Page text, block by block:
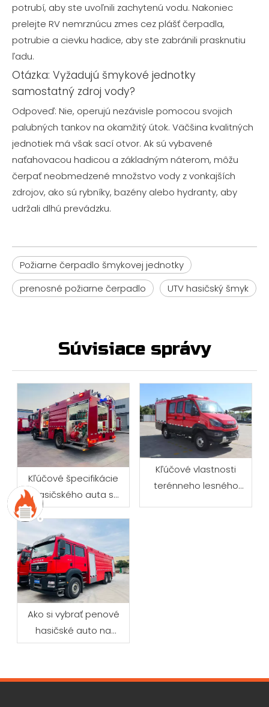
potrubí, aby ste uvoľnili zachytenú vodu. Nakoniec
prelejte RV nemrznúcu zmes cez plášť čerpadla,
potrubie a cievku hadice, aby ste zabránili prasknutiu
ľadu.
Otázka: Vyžadujú šmykové jednotky
samostatný zdroj vody?
Odpoveď: Nie, operujú nezávisle pomocou svojich
palubných tankov na okamžitý útok. Väčšina kvalitných
jednotiek má však sací otvor. Ak sú vybavené
naťahovacou hadicou a základným náterom, môžu
čerpať neobmedzené množstvo vody z vonkajších
zdrojov, ako sú rybníky, bazény alebo hydranty, aby
udržali dlhú prevádzku.
Požiarne čerpadlo šmykovej jednotky
prenosné požiarne čerpadlo
UTV hasičský šmyk
Súvisiace správy
Kľúčové špecifikácie
hasičského auta s
cisternou na vodu
Kľúčové vlastnosti
terénneho lesného
Ako si vybrať penové
hasičské auto na
priemyselné hasenie